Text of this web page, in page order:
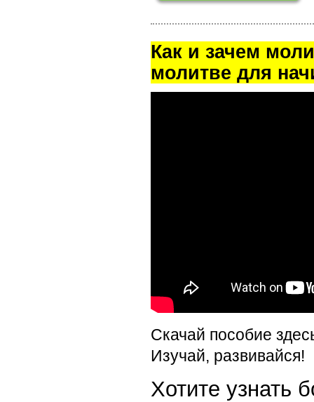
Как и зачем
молитве для
Скачай пособие
Изучай, развивайся!
Хотите